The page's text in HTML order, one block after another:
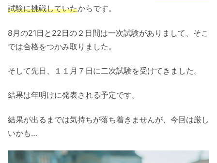
試験に挑戦していたからです。
8月の21日と22日の２日間は一次試験がありまして、そこ
では合格をつかみ取りました。
そして先日、１１月７日に二次試験を受けてきました。
結果は年明けに発表される予定です。
結果が出るまでは気持ちが落ち着きませんが、今回は厳し
いかも…